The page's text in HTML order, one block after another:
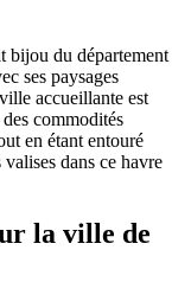
bijou du département
ses paysages
accueillante est
commodités
en étant entouré
dans ce havre
la ville de